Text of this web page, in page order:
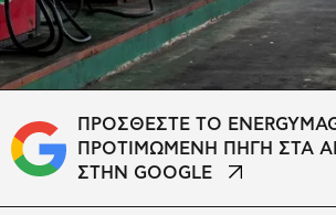
ΠΡΟΣΘΕΣΤΕ ΤΟ
ΠΡΟΤΙΜΩΜΕΝΗ ΠΗΓΗ ΣΤΑ
ΣΤΗΝ GOOGLE